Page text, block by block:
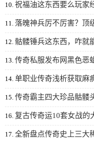
10. 祝福油这东西要么玩家
11. 落魄神兵厉不厉害？顶
12. 骷髅锤兵这东西，咋就
13. 传奇私服发布网黑色恶
14. 单职业传奇浅析获取麻
15. 传奇霸主四大珍品骷髅
16. 复古传奇运10套女战的
17. 全新盘点传奇史上三大